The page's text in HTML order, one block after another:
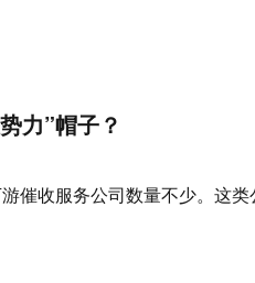
力”帽子？
催收服务公司数量不少。这